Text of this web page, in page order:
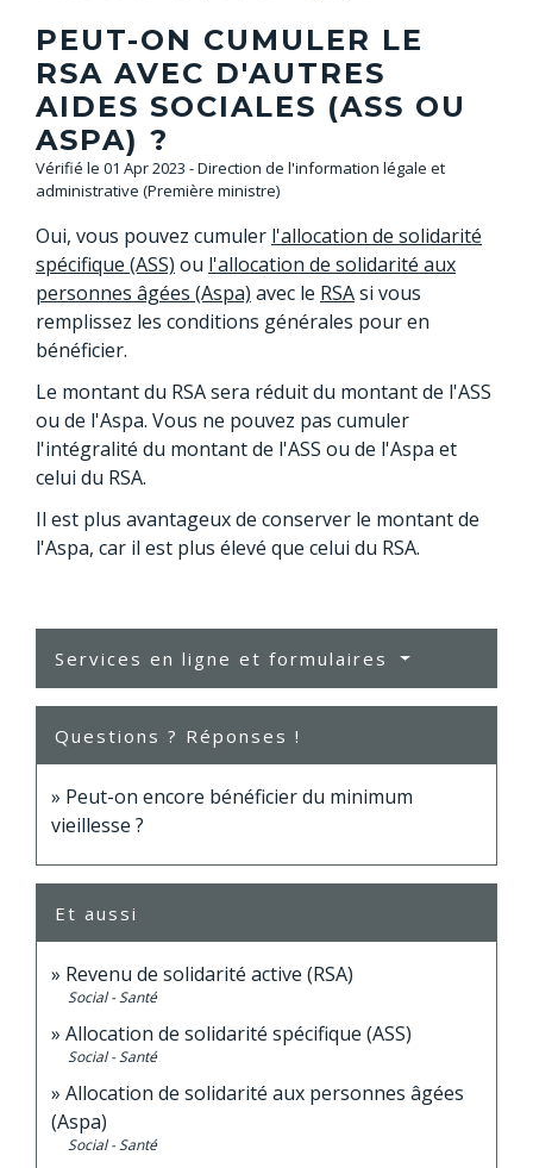
PEUT-ON CUMULER LE
RSA AVEC D'AUTRES
AIDES SOCIALES (ASS OU
ASPA) ?
Vérifié le 01 Apr 2023 - Direction de l'information légale et
administrative (Première ministre)
Oui, vous pouvez cumuler l'allocation de solidarité
spécifique (ASS) ou l'allocation de solidarité aux
personnes âgées (Aspa) avec le RSAsi vous
remplissez les conditions générales pour en
bénéficier.
Le montant du RSA sera réduit du montant de l'ASS
ou de l'Aspa. Vous ne pouvez pas cumuler
l'intégralité du montant de l'ASS ou de l'Aspa et
celui du RSA.
Il est plus avantageux de conserver le montant de
l'Aspa, car il est plus élevé que celui du RSA.
Services en ligne et formulaires
Questions ? Réponses !
Peut-on encore bénéficier du minimum
vieillesse ?
Et aussi
Revenu de solidarité active (RSA)
Social - Santé
Allocation de solidarité spécifique (ASS)
Social - Santé
Allocation de solidarité aux personnes âgées
(Aspa)
Social - Santé